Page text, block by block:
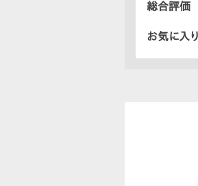
総合評価
お気に入